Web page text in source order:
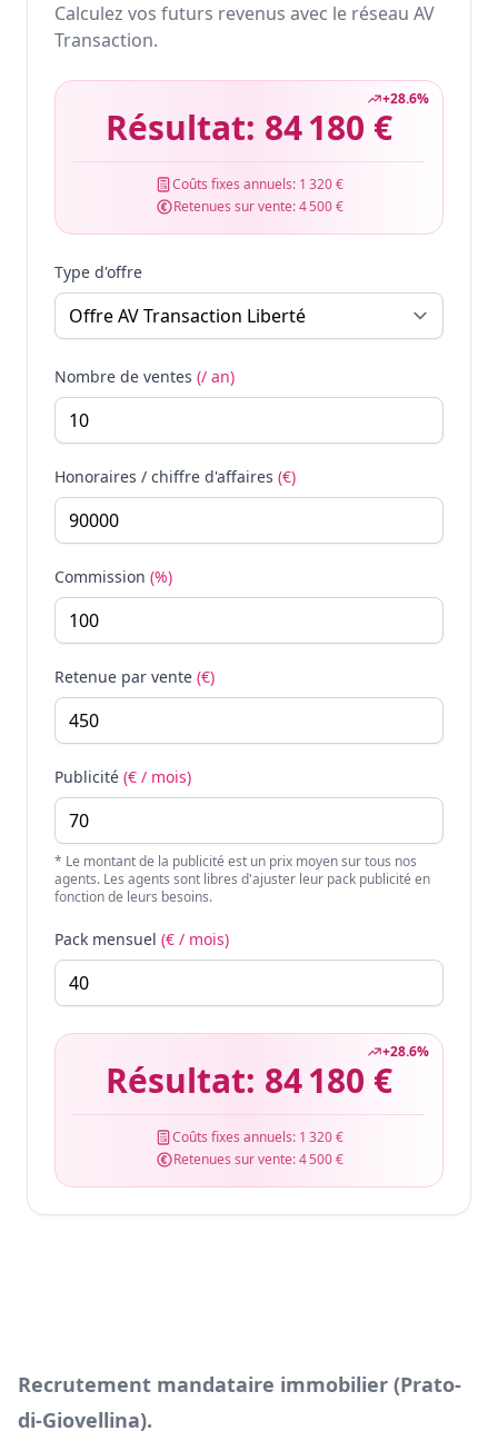
Calculez vos futurs revenus avec le réseau AV
Transaction.
+28.6%
Résultat: 84 180 €
Coûts fixes annuels: 1 320 €
Retenues sur vente:4 500 €
Type d'offre
Nombre de ventes (/ an)
Honoraires / chiffre d'affaires (€)
Commission (%)
Retenue par vente (€)
Publicité (€ / mois)
* Le montant de la publicité est un prix moyen sur tous nos
agents. Les agents sont libres d'ajuster leur pack publicité en
fonction de leurs besoins.
Pack mensuel (€ / mois)
+28.6%
Résultat: 84 180 €
Coûts fixes annuels: 1 320 €
Retenues sur vente:4 500 €
Recrutement mandataire immobilier (Prato-
di-Giovellina).